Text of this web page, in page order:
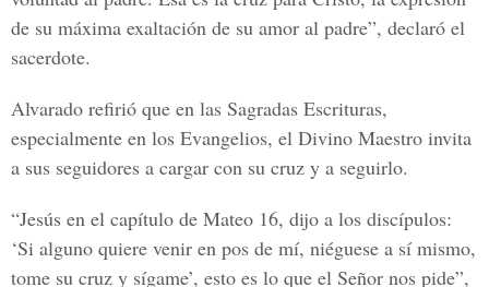
de su máxima exaltación de su amor al padre”, declaró el
sacerdote.
Alvarado refirió que en las Sagradas Escrituras,
especialmente en los Evangelios, el Divino Maestro invita
a sus seguidores a cargar con su cruz y a seguirlo.
“Jesús en el capítulo de Mateo 16, dijo a los discípulos:
‘Si alguno quiere venir en pos de mí, niéguese a sí mismo,
tome su cruz y sígame’, esto es lo que el Señor nos pide”,